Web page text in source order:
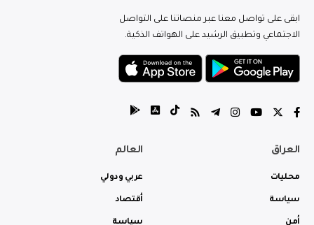
ابقى على تواصل معنا عبر منصاتنا على التواصل
الاجتماعي وتطبيق الرشيد على الهواتف الذكية.
العراق
محليات
سياسة
أمن
العالم
عربي ودولي
أقتصاد
سياسة